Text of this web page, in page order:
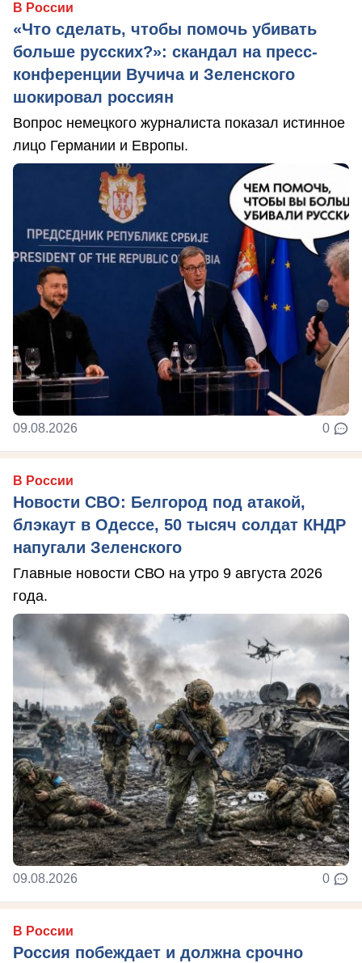
В России
«Что сделать, чтобы помочь убивать
больше русских?»: скандал на пресс-
конференции Вучича и Зеленского
шокировал россиян
Вопрос немецкого журналиста показал истинное
лицо Германии и Европы.
09.08.2026 0
В России
Новости СВО: Белгород под атакой,
блэкаут в Одессе, 50 тысяч солдат КНДР
напугали Зеленского
Главные новости СВО на утро 9 августа 2026
года.
09.08.2026 0
В России
Россия побеждает и должна срочно